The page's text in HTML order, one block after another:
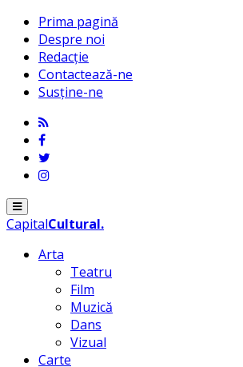
Prima pagină
Despre noi
Redacție
Contactează-ne
Susține-ne
Menu
CapitalCultural.
Arta
Teatru
Film
Muzică
Dans
Vizual
Carte